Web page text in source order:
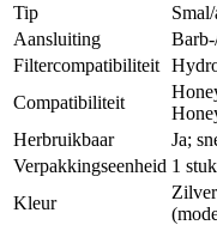
Tip
Aansluiting
Filtercompatibiliteit
Compatibiliteit
Herbruikbaar
Ja;
Verpakkingseenheid 1 stuk
Kleur